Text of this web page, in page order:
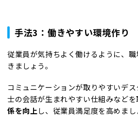
手法3：働きやすい環境作り
従業員が気持ちよく働けるように、
きましょう。
コミュニケーションが取りやすいデ
士の会話が生まれやすい仕組みなどを
係を向上し、従業員満足度を高めまし